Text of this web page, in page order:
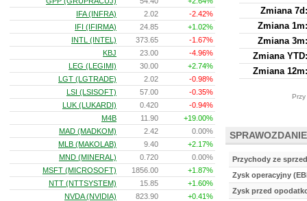
Zmiana 7d:
Zmiana 1m:
Zmiana 3m:
Zmiana YTD:
Zmiana 12m:
Przychody ze
Zysk operacyjny
Zysk przed
IFA (INFRA)
2.02
-2.42%
IFI (IFIRMA)
24.85
+1.02%
INTL (INTEL)
373.65
-1.67%
KBJ
23.00
-4.96%
LEG (LEGIMI)
30.00
+2.74%
LGT (LGTRADE)
2.02
-0.98%
LSI (LSISOFT)
57.00
-0.35%
LUK (LUKARDI)
0.420
-0.94%
M4B
11.90
+19.00%
MAD (MADKOM)
2.42
0.00%
MLB (MAKOLAB)
9.40
+2.17%
MND (MINERAL)
0.720
0.00%
MSFT (MICROSOFT)
1856.00
+1.87%
NTT (NTTSYSTEM)
15.85
+1.60%
NVDA (NVIDIA)
823.90
+0.41%